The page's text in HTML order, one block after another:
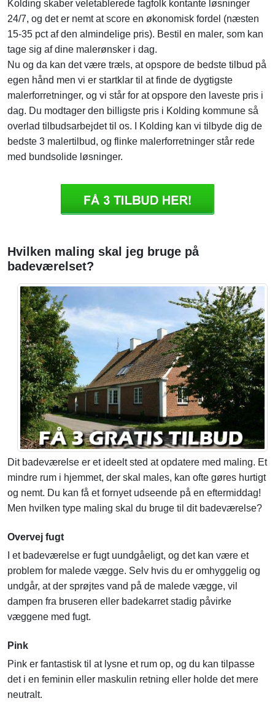
Kolding skaber veletablerede fagfolk kontante løsninger
24/7, og det er nemt at score en økonomisk fordel (næsten
15-35 pct af den almindelige pris). Bestil en maler, som kan
tage sig af dine malerønsker i dag.
Nu og da kan det være træls, at opspore de bedste tilbud på
egen hånd men vi er startklar til at finde de dygtigste
malerforretninger, og vi står for at opspore den laveste pris i
dag. Du modtager den billigste pris i Kolding kommune så
overlad tilbudsarbejdet til os. I Kolding kan vi tilbyde dig de
bedste 3 malertilbud, og flinke malerforretninger står rede
med bundsolide løsninger.
Hvilken maling skal jeg bruge på
badeværelset?
Dit badeværelse er et ideelt sted at opdatere med maling. Et
mindre rum i hjemmet, der skal males, kan ofte gøres hurtigt
og nemt. Du kan få et fornyet udseende på en eftermiddag!
Men hvilken type maling skal du bruge til dit badeværelse?
Overvej fugt
I et badeværelse er fugt uundgåeligt, og det kan være et
problem for malede vægge. Selv hvis du er omhyggelig og
undgår, at der sprøjtes vand på de malede vægge, vil
dampen fra bruseren eller badekarret stadig påvirke
væggene med fugt.
Pink
Pink er fantastisk til at lysne et rum op, og du kan tilpasse
det i en feminin eller maskulin retning eller holde det mere
neutralt.